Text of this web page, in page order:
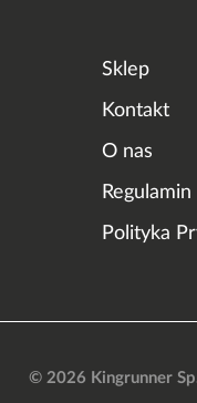
Sklep
Kontakt
O nas
Regulamin
Polityka
© 2026 Kingrunner